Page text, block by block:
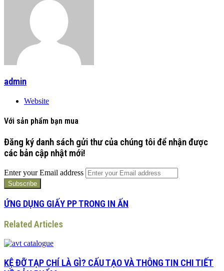
admin
Website
Với sản phẩm bạn mua
Đăng ký danh sách gửi thư của chúng tôi để nhận được
các bản cập nhật mới!
Enter your Email address
ỨNG DỤNG GIẤY PP TRONG IN ẤN
Related Articles
KỆ ĐỠ TẠP CHÍ LÀ GÌ? CẤU TẠO VÀ THÔNG TIN CHI TIẾT